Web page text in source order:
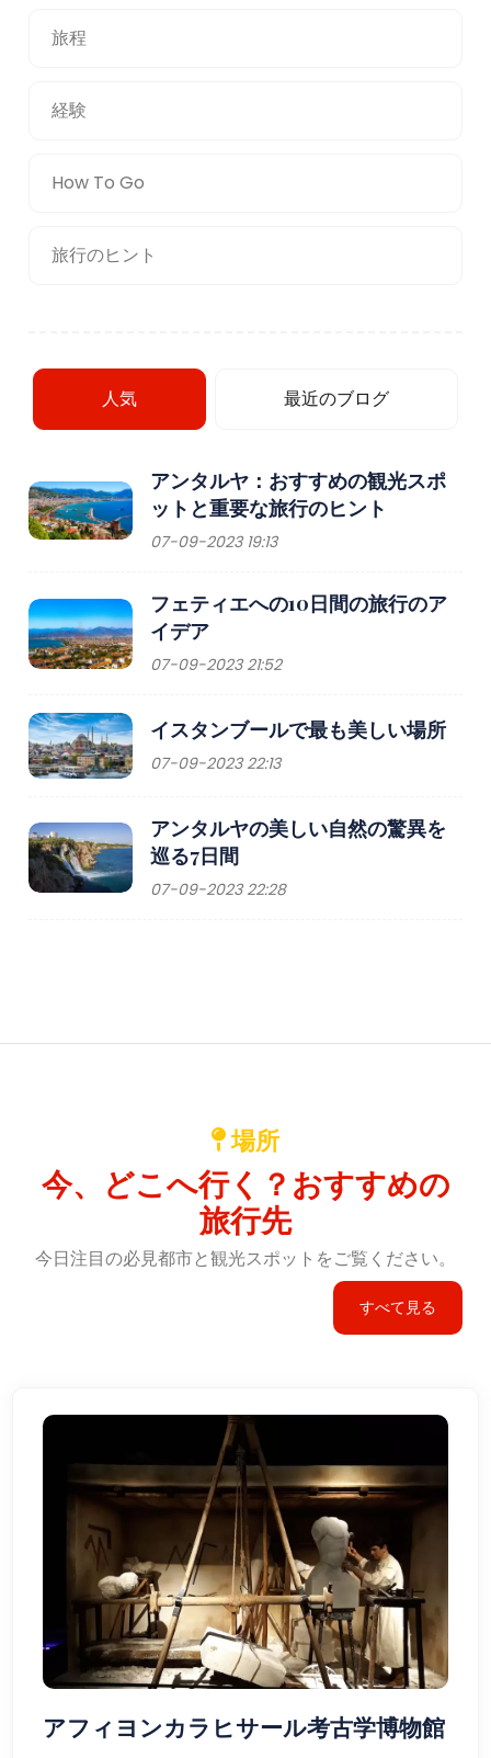
旅程
経験
How To Go
旅行のヒント
人気 最近のブログ
アンタルヤ：おすすめの観光スポ
ットと重要な旅行のヒント
07-09-2023 19:13
フェティエへの10日間の旅行のア
イデア
07-09-2023 21:52
イスタンブールで最も美しい場所
07-09-2023 22:13
アンタルヤの美しい自然の驚異を
巡る7日間
07-09-2023 22:28
場所
今、どこへ行く？おすすめの
旅行先
今日注目の必見都市と観光スポットをご覧ください。
すべて見る
アフィヨンカラヒサール考古学博物館